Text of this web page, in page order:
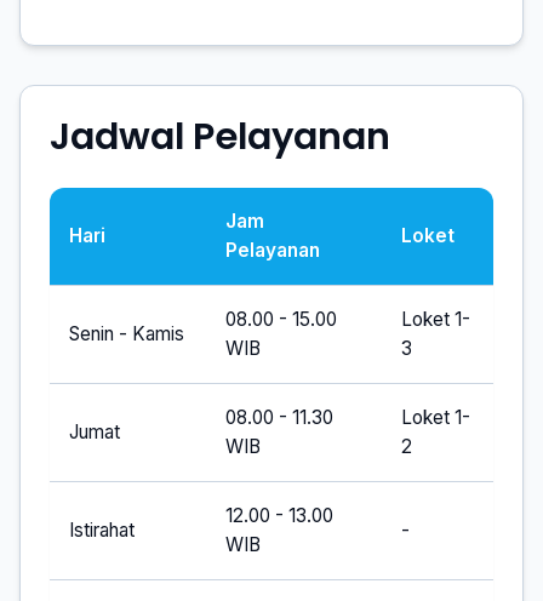
Jadwal Pelayanan
Hari
Jam
Pelayanan
Loket
Senin - Kamis
08.00 - 15.00
WIB
Loket 1-
3
Jumat
08.00 - 11.30
WIB
Loket 1-
2
Istirahat
12.00 - 13.00
WIB
-